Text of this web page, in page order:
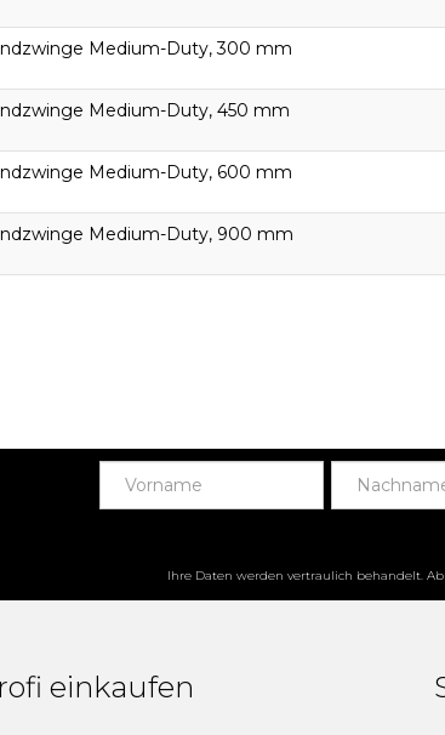
Medium-Duty, 300 mm
Medium-Duty, 450 mm
Medium-Duty, 600 mm
Medium-Duty, 900 mm
Ihre Daten werden vertraulich behandelt.
einkaufen